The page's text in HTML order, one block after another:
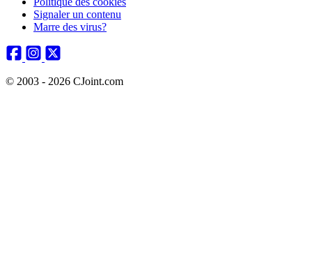
Signaler un contenu
Marre des virus?
© 2003 - 2026 CJoint.com